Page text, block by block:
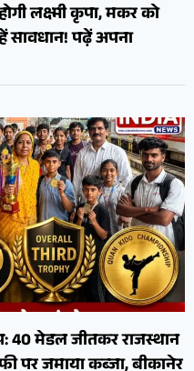
लक्ष्मी कृपा, मकर को
पढ़ें अपना
40 मेडल जीतकर राजस्थान